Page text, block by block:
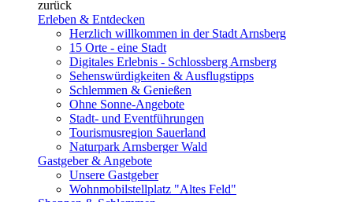
zurück
Erleben & Entdecken
Herzlich willkommen in der Stadt Arnsberg
15 Orte - eine Stadt
Digitales Erlebnis - Schlossberg Arnsberg
Sehenswürdigkeiten & Ausflugstipps
Schlemmen & Genießen
Ohne Sonne-Angebote
Stadt- und Eventführungen
Tourismusregion Sauerland
Naturpark Arnsberger Wald
Gastgeber & Angebote
Unsere Gastgeber
Wohnmobilstellplatz "Altes Feld"